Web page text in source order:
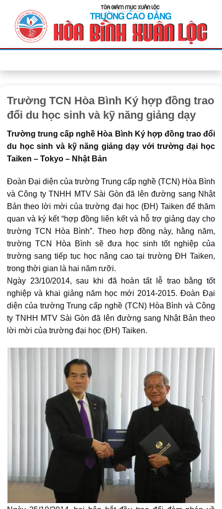
Trường TCN Hòa Bình Ký hợp đồng trao
đổi du học sinh và kỹ năng giảng dạy
Trường trung cấp nghề Hòa Bình Ký hợp đồng trao đổi
du học sinh và kỹ năng giảng dạy với trường đại học
Taiken – Tokyo – Nhật Bản
Đoàn Đại diện của trường Trung cấp nghề (TCN) Hòa Bình
và Công ty TNHH MTV Sài Gòn đã lên đường sang Nhật
Bản theo lời mời của trường đại học (ĐH) Taiken để thăm
quan và ký kết “hợp đồng liên kết và hỗ trợ giảng dạy cho
trường TCN Hòa Bình”. Theo hợp đồng này, hằng năm,
trường TCN Hòa Bình sẽ đưa học sinh tốt nghiệp của
trường sang tiếp tục học nâng cao tại trường ĐH Taiken,
trong thời gian là hai năm rưỡi.
Ngày 23/10/2014, sau khi đã hoàn tất lễ trao bằng tốt
nghiệp và khai giảng năm học mới 2014-2015. Đoàn Đại
diện của trường Trung cấp nghề (TCN) Hòa Bình và Công
ty TNHH MTV Sài Gòn đã lên đường sang Nhật Bản theo
lời mời của trường đại học (ĐH) Taiken.